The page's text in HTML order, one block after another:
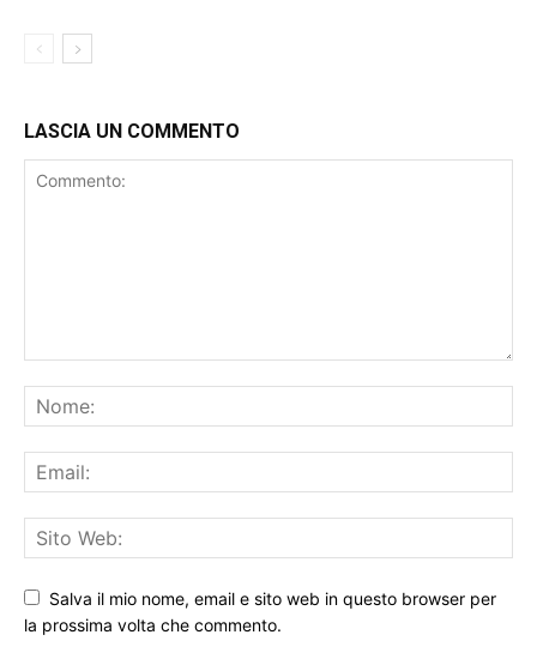
LASCIA UN COMMENTO
Salva il mio nome, email e sito web in questo browser per
la prossima volta che commento.